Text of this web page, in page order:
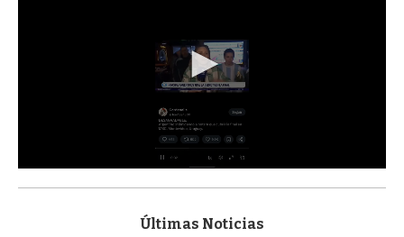
s
Últimas Noticias